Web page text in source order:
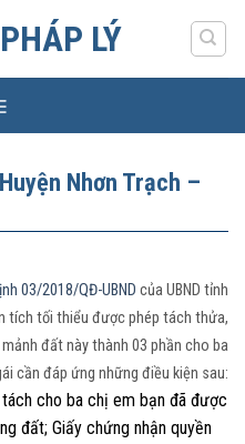
LÝ
Nhơn Trạch –
03/2018/QĐ-UBND của UBND tỉnh
tích tối thiểu được phép tách thửa,
đất này thành 03 phần cho ba
cần đáp ứng những điều kiện sau:
cho ba chị em bạn đã được
đất; Giấy chứng nhận quyền